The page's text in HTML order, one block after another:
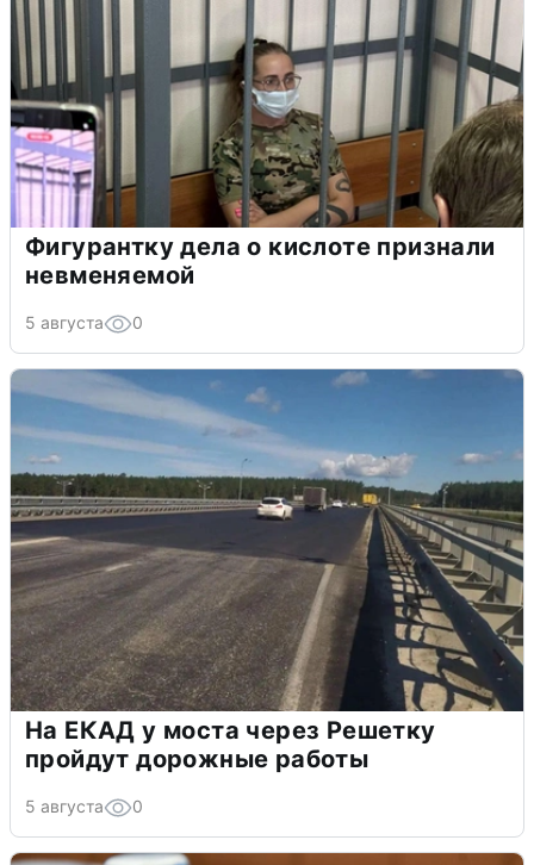
Фигурантку дела о кислоте признали
невменяемой
5 августа 0
На ЕКАД у моста через Решетку
пройдут дорожные работы
5 августа 0